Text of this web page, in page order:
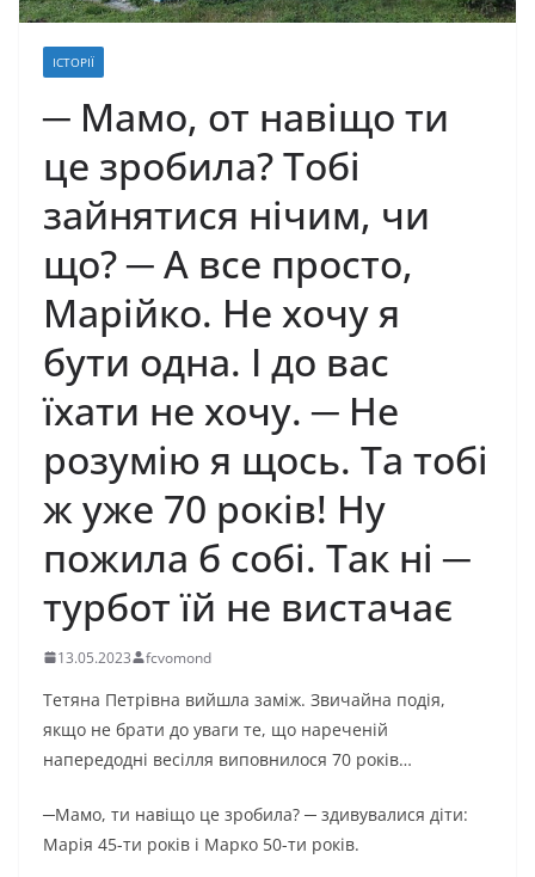
ІСТОРІЇ
─ Мамо, от навіщо ти
це зробила? Тобі
зайнятися нічим, чи
що? ─ А все просто,
Марійко. Не хочу я
бути одна. І до вас
їхати не хочу. ─ Не
розумію я щось. Та тобі
ж уже 70 років! Ну
пожила б собі. Так ні ─
турбот їй не вистачає
13.05.2023 fcvomond
Тетяна Петрівна вийшла заміж. Звичайна подія,
якщо не брати до уваги те, що нареченій
напередодні весілля виповнилося 70 років…
─Мамо, ти навіщо це зробила? ─ здивувалися діти:
Марія 45-ти років і Марко 50-ти років.